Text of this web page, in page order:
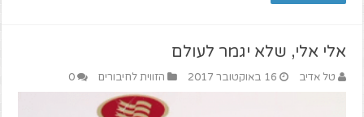
אלי אלי, שלא יגמר לעולם
טל אדיב 16 באוקטובר 2017 הזווית לחיבורים 0